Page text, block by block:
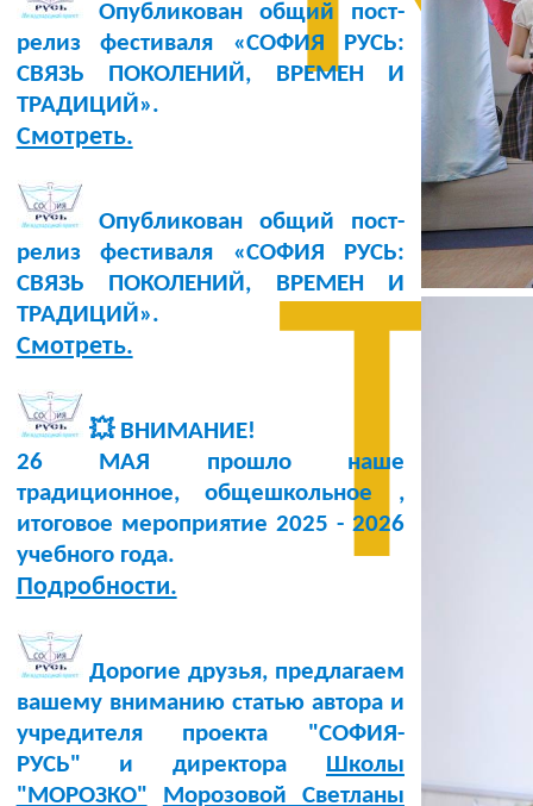
Опубликован общий пост-
релиз фестиваля «СОФИЯ РУСЬ:
СВЯЗЬ ПОКОЛЕНИЙ, ВРЕМЕН И
ТРАДИЦИЙ».
Смотреть.
Опубликован общий пост-
релиз фестиваля «СОФИЯ РУСЬ:
СВЯЗЬ ПОКОЛЕНИЙ, ВРЕМЕН И
ТРАДИЦИЙ».
Смотреть.
💥 ВНИМАНИЕ!
26 МАЯ прошло наше
традиционное, общешкольное ,
итоговое мероприятие 2025 - 2026
учебного года.
Подробности.
Дорогие друзья, предлагаем
вашему вниманию статью автора и
учредителя проекта "СОФИЯ-
РУСЬ" и директора Школы
"МОРОЗКО"
Морозовой Светланы